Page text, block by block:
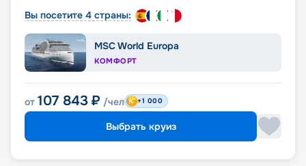
Вы посетите 4 страны:
MSC World Europa
КОМФОРТ
от 107 843 ₽ /чел +1 000
Выбрать круиз